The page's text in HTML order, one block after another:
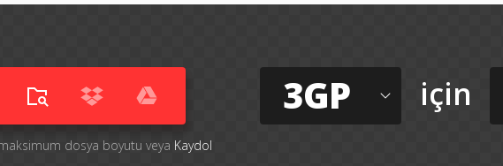
dosya boyutu veya Kaydol
3GP için